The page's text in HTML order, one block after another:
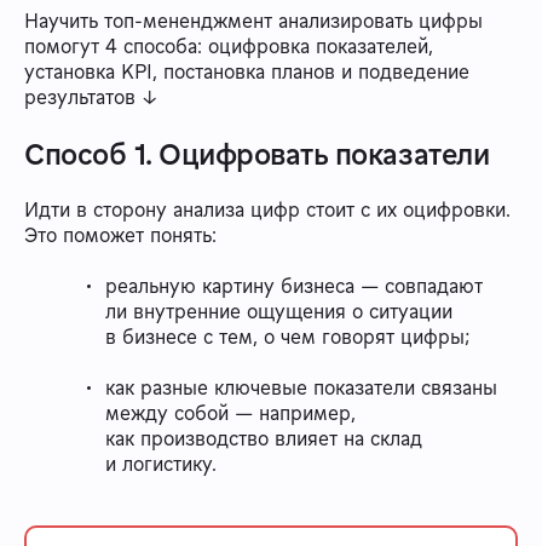
Научить топ-мененджмент анализировать цифры
помогут 4 способа: оцифровка показателей,
установка KPI, постановка планов и подведение
результатов ↓
Способ 1. Оцифровать показатели
Идти в сторону анализа цифр стоит с их оцифровки.
Это поможет понять:
реальную картину бизнеса — совпадают
ли внутренние ощущения о ситуации
в бизнесе с тем, о чем говорят цифры;
как разные ключевые показатели связаны
между собой — например,
как производство влияет на склад
и логистику.